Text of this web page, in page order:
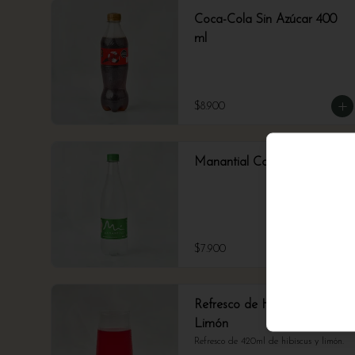
Coca-Cola Sin Azúcar 400
ml
$8.900
Manantial Con Gas 600 ml
$7.900
Refresco de Hibiscus y
Limón
Refresco de 420ml de hibiscus y limón.